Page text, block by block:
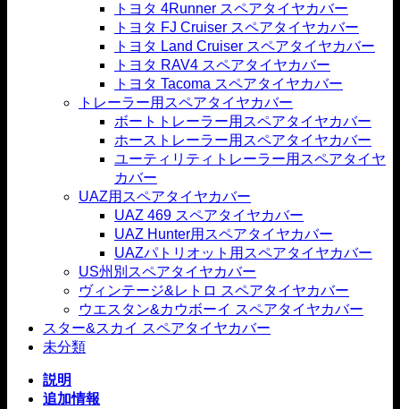
トヨタ 4Runner スペアタイヤカバー
トヨタ FJ Cruiser スペアタイヤカバー
トヨタ Land Cruiser スペアタイヤカバー
トヨタ RAV4 スペアタイヤカバー
トヨタ Tacoma スペアタイヤカバー
トレーラー用スペアタイヤカバー
ボートトレーラー用スペアタイヤカバー
ホーストレーラー用スペアタイヤカバー
ユーティリティトレーラー用スペアタイヤ
カバー
UAZ用スペアタイヤカバー
UAZ 469 スペアタイヤカバー
UAZ Hunter用スペアタイヤカバー
UAZパトリオット用スペアタイヤカバー
US州別スペアタイヤカバー
ヴィンテージ&レトロ スペアタイヤカバー
ウエスタン&カウボーイ スペアタイヤカバー
スター&スカイ スペアタイヤカバー
未分類
説明
追加情報